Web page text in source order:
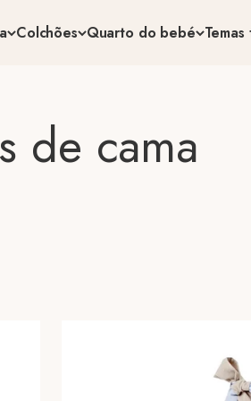
Colchões Quarto do bebé
de cama